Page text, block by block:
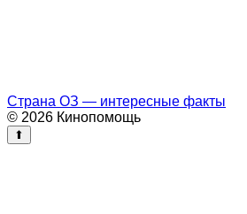
Страна ОЗ — интересные факты
© 2026 Кинопомощь